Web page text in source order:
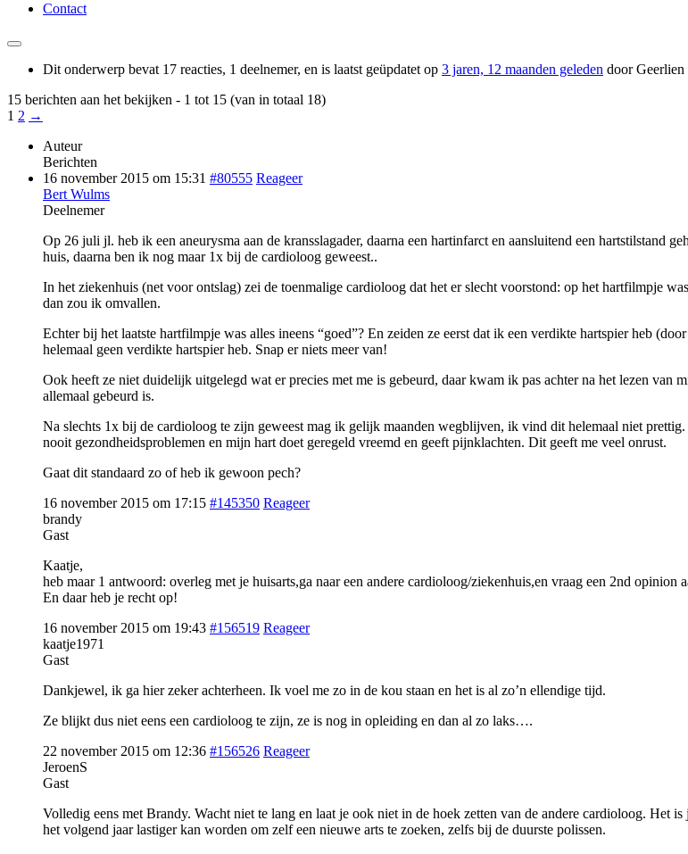
Contact
Dit onderwerp bevat 17 reacties, 1 deelnemer, en is laatst geüpdatet op 3 jaren, 12 maanden geleden doorGeerlien
15 berichten aan het bekijken - 1 tot 15 (van in totaal 18)
1 2 →
Auteur
Berichten
16 november 2015 om 15:31 #80555 Reageer
Bert Wulms
Deelnemer
Op 26 juli jl. heb ik een aneurysma aan de kransslagader, daarna een hartinfarct en aansluitend een hartstilstand
huis, daarna ben ik nog maar 1x bij de cardioloog geweest..
In het ziekenhuis (net voor ontslag) zei de toenmalige cardioloog dat het er slecht voorstond: op het hartfilmpje
dan zou ik omvallen.
Echter bij het laatste hartfilmpje was alles ineens “goed”? En zeiden ze eerst dat ik een verdikte hartspier heb
helemaal geen verdikte hartspier heb. Snap er niets meer van!
Ook heeft ze niet duidelijk uitgelegd wat er precies met me is gebeurd, daar kwam ik pas achter na het lezen van
allemaal gebeurd is.
Na slechts 1x bij de cardioloog te zijn geweest mag ik gelijk maanden wegblijven, ik vind dit helemaal niet
nooit gezondheidsproblemen en mijn hart doet geregeld vreemd en geeft pijnklachten. Dit geeft me veel onrust.
Gaat dit standaard zo of heb ik gewoon pech?
16 november 2015 om 17:15 #145350 Reageer
brandy
Gast
Kaatje,
heb maar 1 antwoord: overleg met je huisarts,ga naar een andere cardioloog/ziekenhuis,en vraag een 2nd opinion
En daar heb je recht op!
16 november 2015 om 19:43 #156519 Reageer
kaatje1971
Gast
Dankjewel, ik ga hier zeker achterheen. Ik voel me zo in de kou staan en het is al zo’n ellendige tijd.
Ze blijkt dus niet eens een cardioloog te zijn, ze is nog in opleiding en dan al zo laks….
22 november 2015 om 12:36 #156526 Reageer
JeroenS
Gast
Volledig eens met Brandy. Wacht niet te lang en laat je ook niet in de hoek zetten van de andere cardioloog.
het volgend jaar lastiger kan worden om zelf een nieuwe arts te zoeken, zelfs bij de duurste polissen.